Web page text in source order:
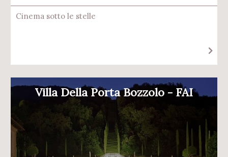
Cinema sotto le stelle
Villa Della Porta Bozzolo - FAI